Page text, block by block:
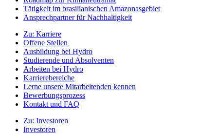
Tätigkeit im brasilianischen Amazonasgebiet
Ansprechpartner für Nachhaltigkeit
Zu: Karriere
Offene Stellen
Ausbildung bei Hydro
Studierende und Absolventen
Arbeiten bei Hydro
Karrierebereiche
Lerne unsere Mitarbeitenden kennen
Bewerbungsprozess
Kontakt und FAQ
Zu: Investoren
Investoren